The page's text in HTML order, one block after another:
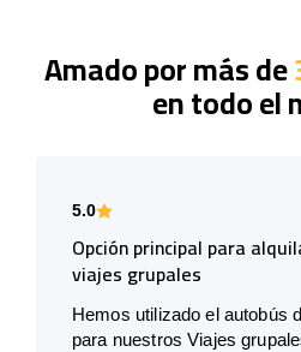
Amado por más de
en todo el
5.0
Opción principal para
viajes grupales
Hemos utilizado el autobús
para nuestros Viajes